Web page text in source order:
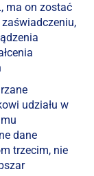
ma on zostać
udziału w
dane
trzecim, nie